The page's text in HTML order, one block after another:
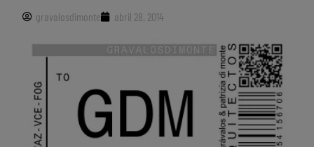
gravalosdimonte abril 28, 2014